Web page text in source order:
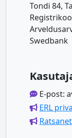
Tondi 84,
Swedbank
E-post:
ERL